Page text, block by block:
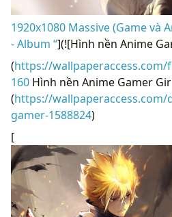
1920x1080 Massive (Game và
- Album “](![Hình nền Anime
(https://wallpaperaccess.com/
160 Hình nền Anime Gamer
(https://
gamer-1588824)
[